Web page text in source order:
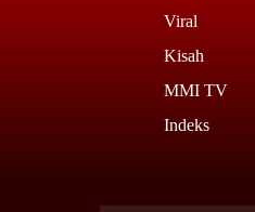
Viral
Kisah
MMI TV
Indeks